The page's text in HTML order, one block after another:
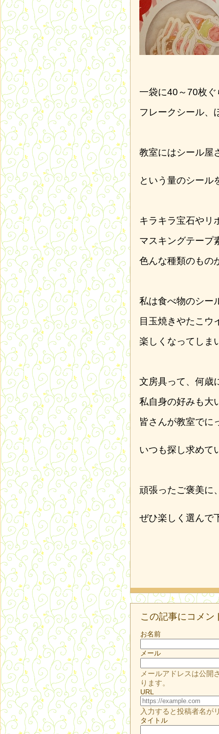
一袋に40～70枚
フレークシール、
教室にはシール屋
という量のシール
キラキラ宝石やリ
マスキングテープ
色んな種類のもの
私は食べ物のシー
目玉焼きやたこウ
楽しくなってしま
文房具って、何歳
私自身の好みも大
皆さんが教室でに
いつも探し求めて
頑張ったご褒美に
ぜひ楽しく選んで
この記事にコメン
お名前
メール
メールアドレスは公開
ります。
URL
入力すると投稿者名が
タイトル